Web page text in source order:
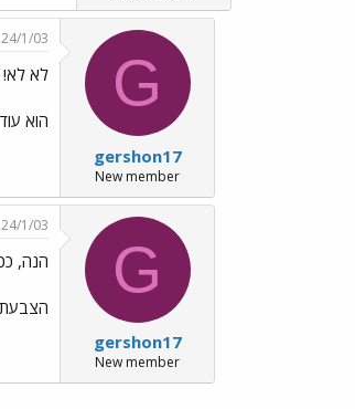
G
gershon17
New member
24/1/03
לא לא!
הוא
G
gershon17
New member
24/1/03
הנה,